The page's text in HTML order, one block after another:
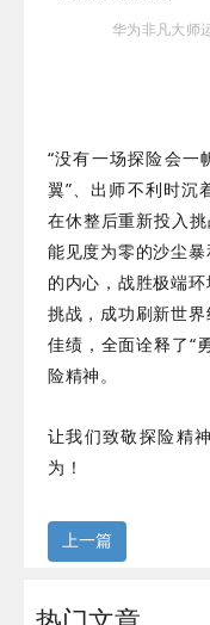
华为非凡大师
“没有一场探险会一
翼”、出师不利时沉
在休整后重新投入
能见度为零的沙尘
的内心，战胜极端
挑战，成功刷新世
佳绩，全面诠释了“
险精神。
让我们致敬探险精
为！
上一篇